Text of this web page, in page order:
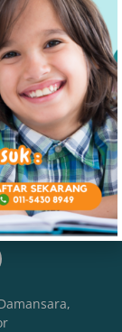
Shah
Jln
Selangor